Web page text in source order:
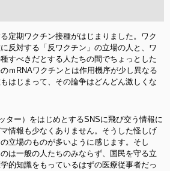
定期ワクチン接種がはじまりました。ワク
反対する「反ワクチン」の立場の人と、ワ
すべきだとする人たちの間でちょっとした
ｍRNAワクチンとは作用機序が少し異なる
はじまって、その論争はどんどん激しくな
ター）をはじめとするSNSに飛び交う情報に
情報も少なくありません。そうした怪しげ
立場のものが多いように感じます。そし
は一般の人たちのみならず、国民を守る立
的知識をもっているはずの医療従事者だっ